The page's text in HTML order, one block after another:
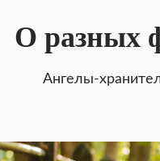
О разных
Ангелы-